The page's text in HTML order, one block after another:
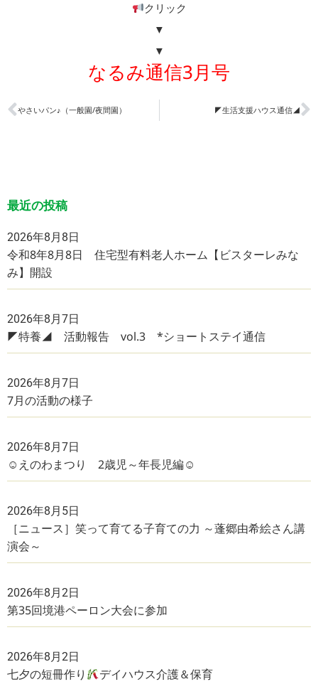
クリック
▼
▼
なるみ通信3月号
やさいパン♪（一般園/夜間園） ◤生活支援ハウス通信◢
最近の投稿
2026年8月8日
令和8年8月8日 住宅型有料老人ホーム【ビスターレみな
み】開設
2026年8月7日
◤特養◢ 活動報告 vol.3 *ショートステイ通信
2026年8月7日
7月の活動の様子
2026年8月7日
☺えのわまつり 2歳児～年長児編☺
2026年8月5日
［ニュース］笑って育てる子育ての力 ～蓬郷由希絵さん講
演会～
2026年8月2日
第35回境港ペーロン大会に参加
2026年8月2日
七夕の短冊作り デイハウス介護＆保育